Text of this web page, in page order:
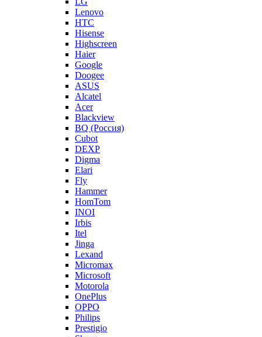
Lenovo
HTC
Hisense
Highscreen
Haier
Google
Doogee
ASUS
Alcatel
Acer
Blackview
BQ (Россия)
Cubot
DEXP
Digma
Elari
Fly
Hammer
HomTom
INOI
Irbis
Itel
Jinga
Lexand
Micromax
Microsoft
Motorola
OnePlus
OPPO
Philips
Prestigio